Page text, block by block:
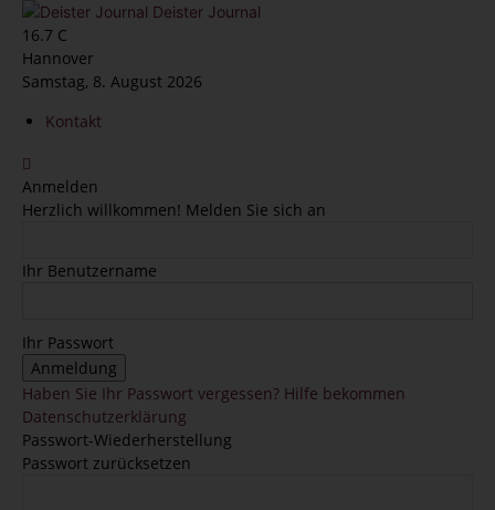
Deister Journal
16.7 C
Hannover
Samstag, 8. August 2026
Kontakt
Anmelden
Herzlich willkommen! Melden Sie sich an
Ihr Benutzername
Ihr Passwort
Haben Sie Ihr Passwort vergessen? Hilfe bekommen
Datenschutzerklärung
Passwort-Wiederherstellung
Passwort zurücksetzen